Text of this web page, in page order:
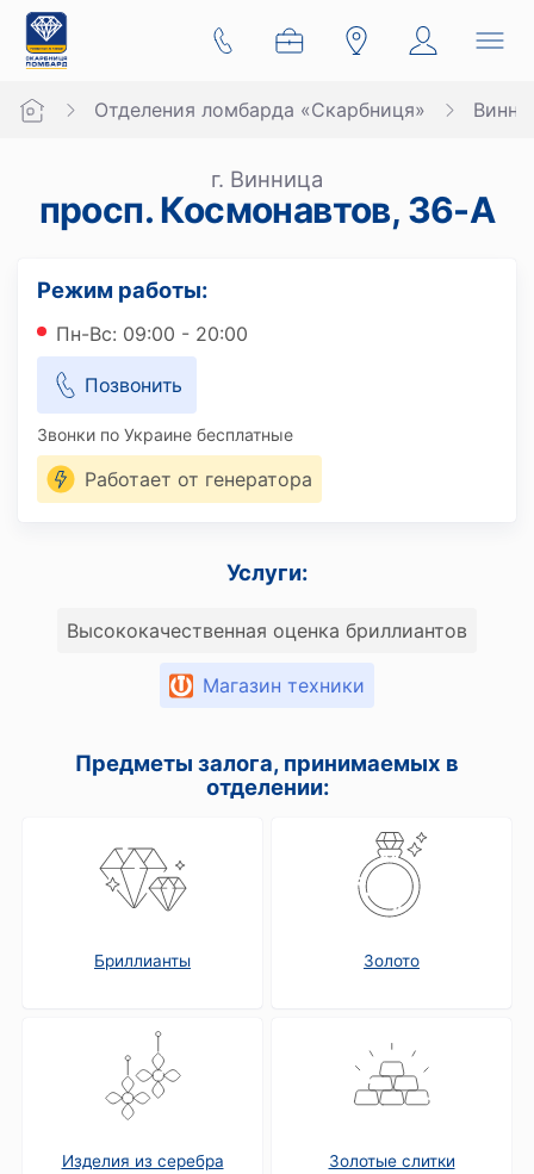
Отделения ломбарда «Скарбниця»
г. Винница
просп. Космонавтов, 36-А
Режим работы:
Пн-Вс: 09:00 - 20:00
Позвонить
Звонки по Украине бесплатные
Работает от генератора
Услуги:
Высококачественная оценка бриллиантов
Магазин техники
Предметы залога, принимаемых в
отделении:
Бриллианты Золото
Изделия из серебра Золотые слитки